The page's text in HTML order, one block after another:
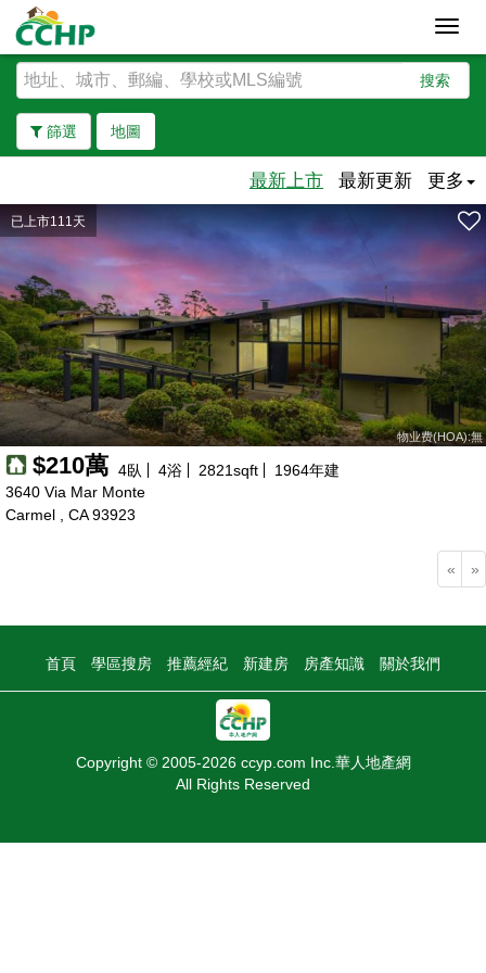
搜索
篩選 地圖
去除邊界
最新上市 最新更新 更多
已上市111天
物业费(HOA):無
$210萬 4臥 4浴 2821sqft 1964年建
3640 Via Mar Monte
Carmel , CA 93923
« »
首頁 學區搜房 推薦經紀 新建房 房產知識 關於我們
Copyright © 2005-2026 ccyp.com Inc.華人地產網
All Rights Reserved